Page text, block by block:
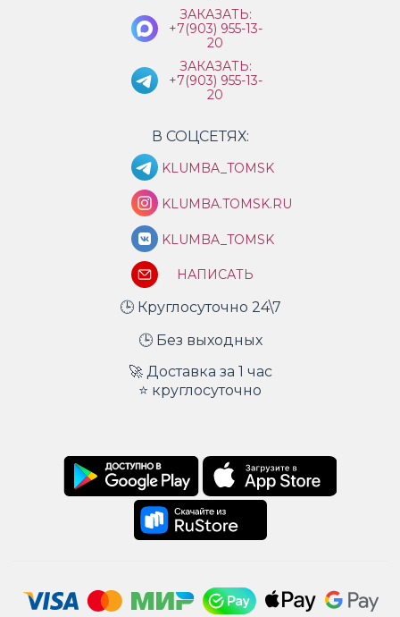
ЗАКАЗАТЬ:
+7(903) 955-13-
20
ЗАКАЗАТЬ:
+7(903) 955-13-
20
В СОЦСЕТЯХ:
KLUMBA_TOMSK
KLUMBA.TOMSK.RU
KLUMBA_TOMSK
НАПИСАТЬ
🕒 Круглосуточно 24\7
🕒 Без выходных
🚀 Доставка за 1 час
⭐ круглосуточно